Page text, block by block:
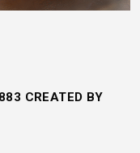
CREATED BY